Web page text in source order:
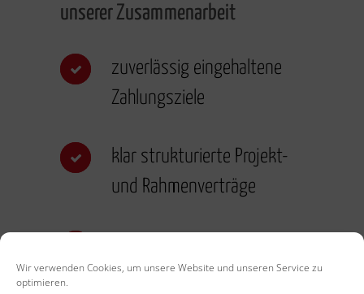
Wir verwenden Cookies, um unsere Website und unseren Service zu
optimieren.
unserer Zusammenarbeit
zuverlässig eingehaltene
Zahlungsziele
klar strukturierte Projekt-
und Rahmenverträge